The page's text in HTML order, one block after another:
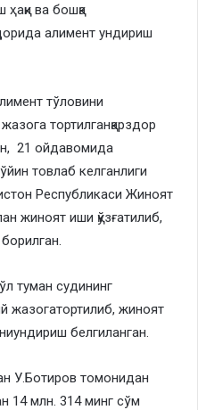
ва бошқа
алимент ундириш
тўловини
тортилганқарздор
21 ойдавомида
товлаб келганлиги
Республикаси Жиноят
жиноят иши қўзғатилиб,
туман судининг
жазогатортилиб, жиноят
белгиланган.
У.Ботиров томонидан
14 млн. 314 минг сўм